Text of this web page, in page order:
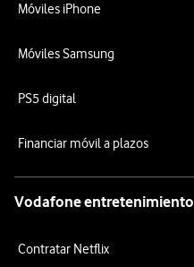
Móviles iPhone
Móviles Samsung
PS5 digital
Financiar móvil a plazos
Vodafone entretenimiento
Contratar Netflix